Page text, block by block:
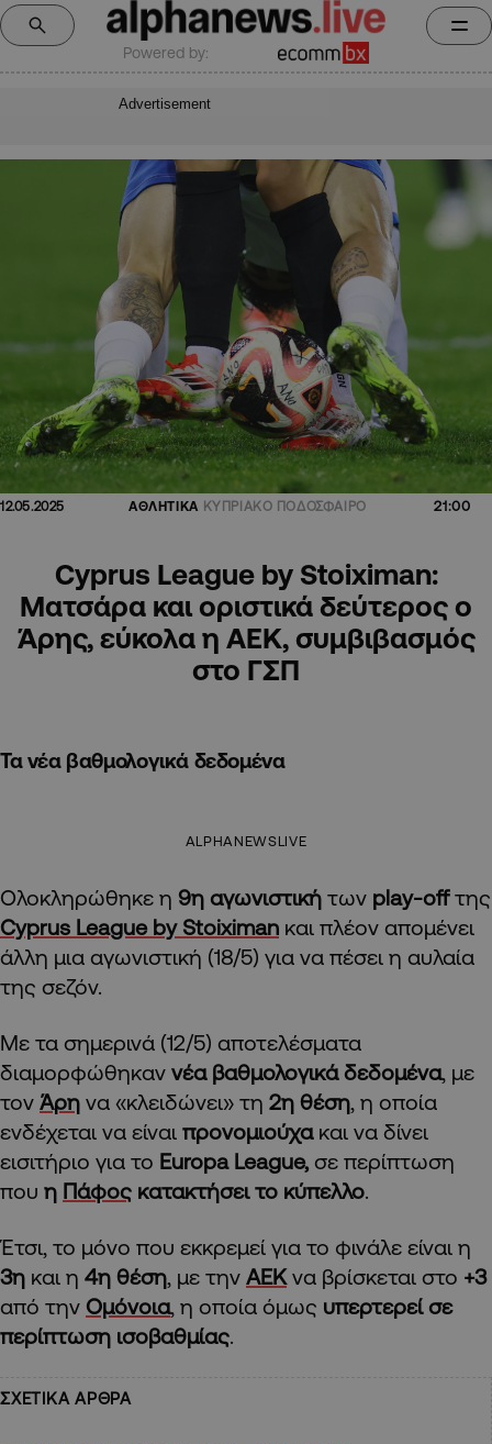
Powered by:
Advertisement
12.05.2025 ΑΘΛΗΤΙΚΑ ΚΥΠΡΙΑΚΟ ΠΟΔΟΣΦΑΙΡΟ 21:00
Cyprus League by Stoiximan:
Ματσάρα και οριστικά δεύτερος ο
Άρης, εύκολα η ΑΕΚ, συμβιβασμός
στο ΓΣΠ
Τα νέα βαθμολογικά δεδομένα
ALPHANEWSLIVE
Ολοκληρώθηκε η 9η αγωνιστική των play-offτης
Cyprus League by Stoiximan και πλέον απομένει
άλλη μια αγωνιστική (18/5) για να πέσει η αυλαία
της σεζόν.
Με τα σημερινά (12/5) αποτελέσματα
διαμορφώθηκαν νέα βαθμολογικά δεδομένα, με
τον Άρη να «κλειδώνει» τη 2η θέση, η οποία
ενδέχεται να είναι προνομιούχακαι να δίνει
εισιτήριο για το Europa League, σε περίπτωση
που η Πάφος κατακτήσει το κύπελλο.
Έτσι, το μόνο που εκκρεμεί για το φινάλε είναι η
3η και η 4η θέση, με την ΑΕΚ να βρίσκεται στο +3
από την Ομόνοια, η οποία όμως υπερτερεί σε
περίπτωση ισοβαθμίας.
ΣΧΕΤΙΚΑ ΑΡΘΡΑ